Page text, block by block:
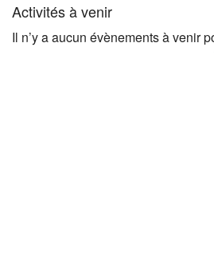
Activités à venir
Il n’y a aucun évènements à venir